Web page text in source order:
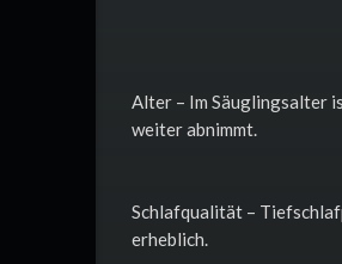
Alter – Im Säuglingsalter
weiter abnimmt.
Schlafqualität –
erheblich.